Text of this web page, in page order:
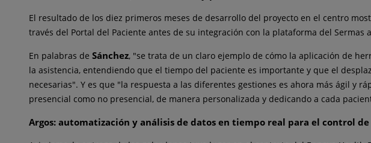
El resultado de los diez primeros meses de desarrollo del proyecto en el centro
través del Portal del Paciente antes de su integración con la plataforma del Sermas
En palabras de Sánchez, "se trata de un claro ejemplo de cómo la aplicación de
la asistencia, entendiendo que el tiempo del paciente es importante y que el
necesarias". Y es que "la respuesta a las diferentes gestiones es ahora más ágil y
presencial como no presencial, de manera personalizada y dedicando a cada
Argos: automatización y análisis de datos en tiempo real para el control